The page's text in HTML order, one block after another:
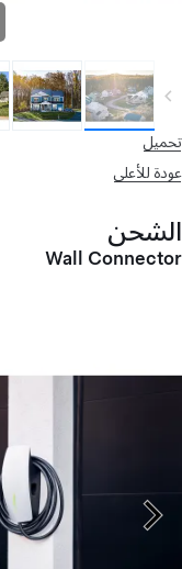
تحميل
عودة للأعلى
الشحن
Wall Connector